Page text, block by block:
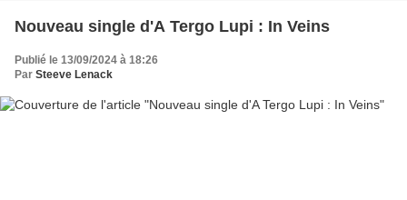
Nouveau single d'A Tergo Lupi : In Veins
Publié le 13/09/2024 à 18:26
Par Steeve Lenack